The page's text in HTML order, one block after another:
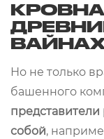
Но не только
башенного
собой,